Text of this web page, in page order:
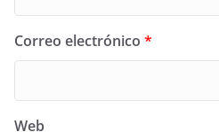
Correo electrónico *
Web